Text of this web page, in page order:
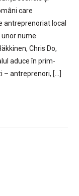
care
antreprenoriat local
unor nume
Chris Do,
aduce în prim-
– antreprenori, […]